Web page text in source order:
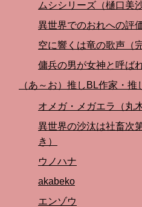
ムシシリーズ（樋口美
異世界でのおれへの評
空に響くは竜の歌声（
傭兵の男が女神と呼ば
（あ～お）推しBL作家・推
オメガ・メガエラ（丸
異世界の沙汰は社畜次
き）
ウノハナ
akabeko
エンゾウ